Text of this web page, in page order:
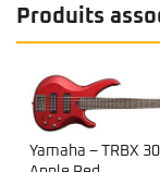
Produits
Yamaha – TRBX